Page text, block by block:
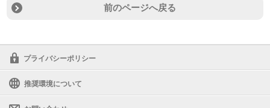
前のページへ戻る
プライバシーポリシー
推奨環境について